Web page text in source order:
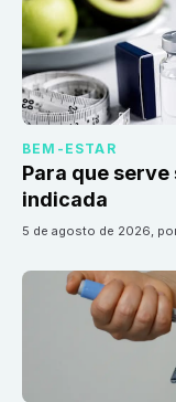
BEM-ESTAR
Para que
indicada
5 de agosto de 2026,